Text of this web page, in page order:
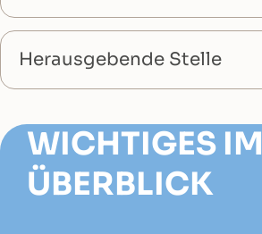
Herausgebende Stelle
WICHTIGES IM
ÜBERBLICK